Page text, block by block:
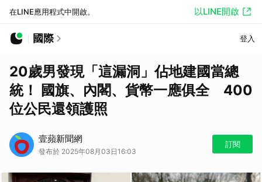
在LINE應用程式中開啟。 以LINE開啟
國際 登入
20歲男發現「這漏洞」佔地建國當總
統！ 國旗、內閣、貨幣一應俱全 400
位公民還領護照
壹蘋新聞網
發布於 2025年08月03日16:03
訂閱